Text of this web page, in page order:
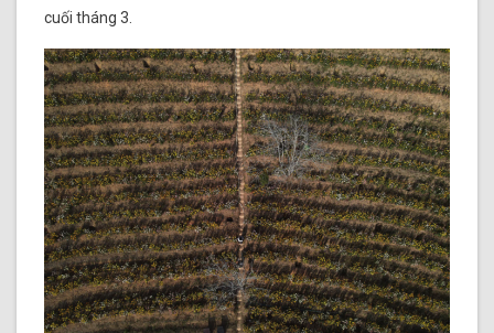
cuối tháng 3.